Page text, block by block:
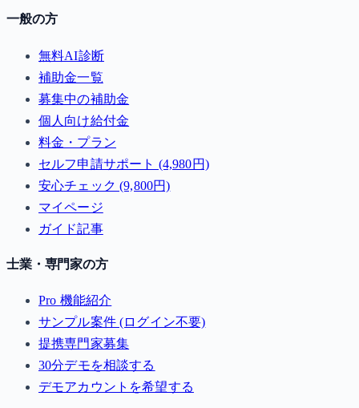
一般の方
無料AI診断
補助金一覧
募集中の補助金
個人向け給付金
料金・プラン
セルフ申請サポート (4,980円)
安心チェック (9,800円)
マイページ
ガイド記事
士業・専門家の方
Pro 機能紹介
サンプル案件 (ログイン不要)
提携専門家募集
30分デモを相談する
デモアカウントを希望する